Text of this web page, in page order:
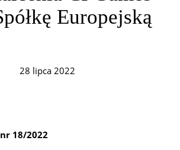
Europejską
28 lipca 2022
18/2022